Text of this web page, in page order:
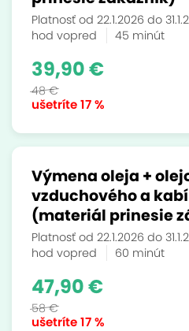
Platnosť od 22.1.2026 do
hod vopred
45 minút
ušetríte17 %
39,90 €
48 €
Výmena oleja +
vzduchového a
(materiál prinesie
Platnosť od 22.1.2026 do
hod vopred
60 minút
ušetríte17 %
47,90 €
58 €